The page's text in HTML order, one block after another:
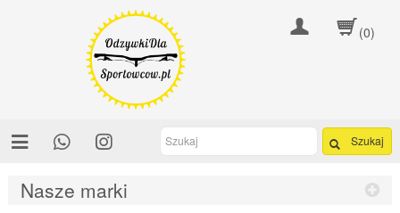
(0)
Szukaj
Nasze marki